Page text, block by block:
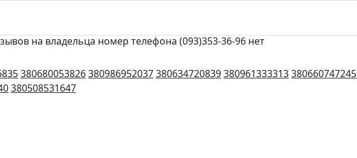
на владельца номер телефона (093)353-36-96 нет
380680053826380986952037380634720839380961333313380660747245
380508531647